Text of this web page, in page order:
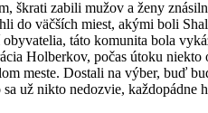
škrati zabili mužov a ženy
do väčších miest, akými boli
táto komunita bola
Holberkov, počas útoku
meste. Dostali na výber, buď
už nikto nedozvie,